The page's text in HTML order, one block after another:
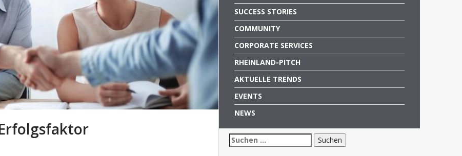
SUCCESS STORIES
COMMUNITY
CORPORATE SERVICES
RHEINLAND-PITCH
AKTUELLE TRENDS
EVENTS
NEWS
Suchen
nach: